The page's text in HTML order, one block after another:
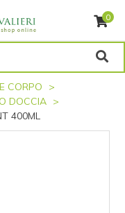
0
CORPO
DOCCIA
400ML